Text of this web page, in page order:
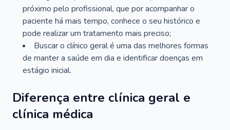
próximo pelo profissional, que por acompanhar o
paciente há mais tempo, conhece o seu histórico e
pode realizar um tratamento mais preciso;
Buscar o clínico geral é uma das melhores formas
de manter a saúde em dia e identificar doenças em
estágio inicial.
Diferença entre clínica geral e
clínica médica